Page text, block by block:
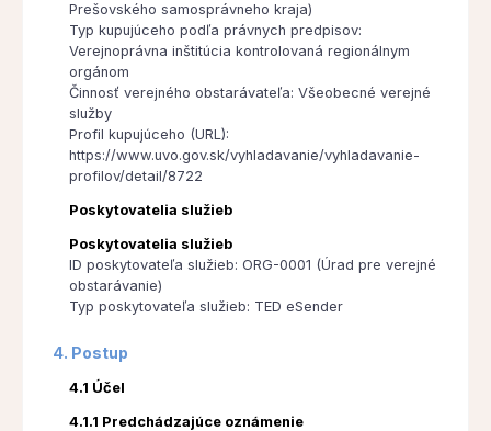
Prešovského samosprávneho kraja)
Typ kupujúceho podľa právnych predpisov:
Verejnoprávna inštitúcia kontrolovaná regionálnym
orgánom
Činnosť verejného obstarávateľa: Všeobecné verejné
služby
Profil kupujúceho (URL):
https://www.uvo.gov.sk/vyhladavanie/vyhladavanie-
profilov/detail/8722
Poskytovatelia služieb
Poskytovatelia služieb
ID poskytovateľa služieb: ORG-0001 (Úrad pre verejné
obstarávanie)
Typ poskytovateľa služieb: TED eSender
4. Postup
4.1 Účel
4.1.1 Predchádzajúce oznámenie